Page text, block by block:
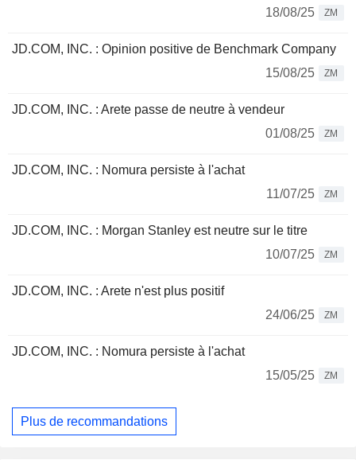
18/08/25
ZM
JD.COM, INC. : Opinion positive de Benchmark Company
15/08/25
ZM
JD.COM, INC. : Arete passe de neutre à vendeur
01/08/25
ZM
JD.COM, INC. : Nomura persiste à l'achat
11/07/25
ZM
JD.COM, INC. : Morgan Stanley est neutre sur le titre
10/07/25
ZM
JD.COM, INC. : Arete n'est plus positif
24/06/25
ZM
JD.COM, INC. : Nomura persiste à l'achat
15/05/25
ZM
Plus de recommandations